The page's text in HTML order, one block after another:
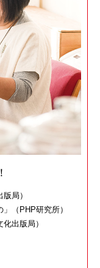
局）
（PHP研究所）
出版局）